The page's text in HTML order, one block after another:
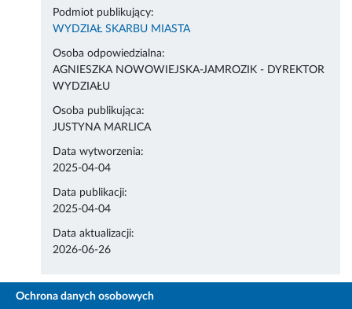
Podmiot publikujący:
WYDZIAŁ SKARBU MIASTA
Osoba odpowiedzialna:
AGNIESZKA NOWOWIEJSKA-JAMROZIK - DYREKTOR
WYDZIAŁU
Osoba publikująca:
JUSTYNA MARLICA
Data wytworzenia:
2025-04-04
Data publikacji:
2025-04-04
Data aktualizacji:
2026-06-26
Ochrona danych osobowych